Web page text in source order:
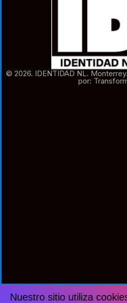
© 2026. IDENTIDAD NL.
por:
Nuestro sitio utiliza